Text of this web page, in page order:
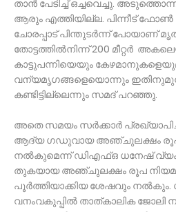
താന്‍ പേടിച്ച് ഒച്ചവെച്ചു.
ആരും എത്തിയില്ല. പിന്നീട് ഫോണ്‍
ചോരപ്പാട് പിന്തുടര്‍ന്ന് പോയാണ്
തോട്ടത്തില്‍നിന്ന് 200 മീറ്റർ
കാട്ടുപന്നിയെയും
വന്യമൃഗങ്ങളെയൊന്നും
കണ്ടിട്ടില്ലെന്നും സമദ് പറഞ്ഞു.
അതെ സമയം സര്‍ക്കാര്‍
ആദ്യ ഗഡുവായ അഞ്ചുലക്ഷം രൂപ
നല്‍കുമെന്ന് ഡിഎഫ്ഒ ധനേഷ്
തുകയായ അഞ്ചുലക്ഷം രൂപ
പൂര്‍ത്തിയാക്കിയ ശേഷവും നല്‍കും.
വനംവകുപ്പില്‍ താത്കാലിക ജോലി